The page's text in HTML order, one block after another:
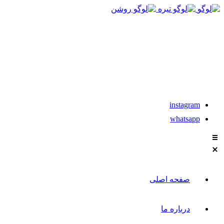
instagram
whatsapp
صفحه اصلی
درباره ما